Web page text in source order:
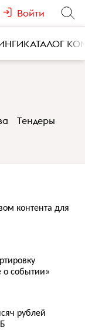
Войти
КАТАЛОГ
Тендеры
контента для
о событии»
рублей